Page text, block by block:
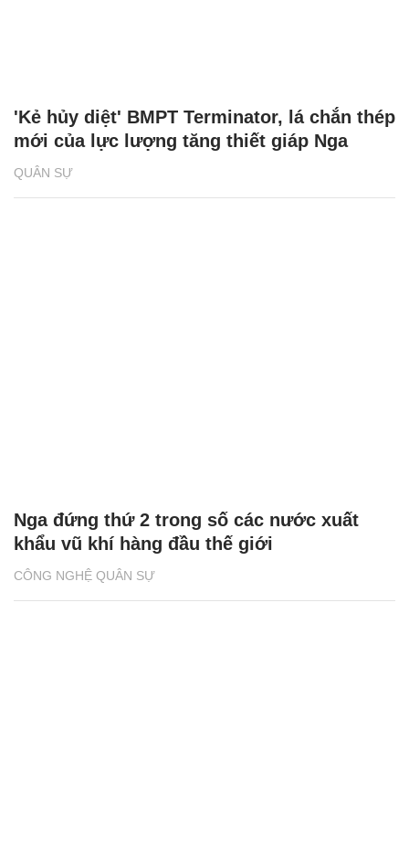
QUÂN SỰ
'Kẻ hủy diệt' BMPT Terminator, lá chắn thép
mới của lực lượng tăng thiết giáp Nga
CÔNG NGHỆ QUÂN SỰ
Nga đứng thứ 2 trong số các nước xuất
khẩu vũ khí hàng đầu thế giới